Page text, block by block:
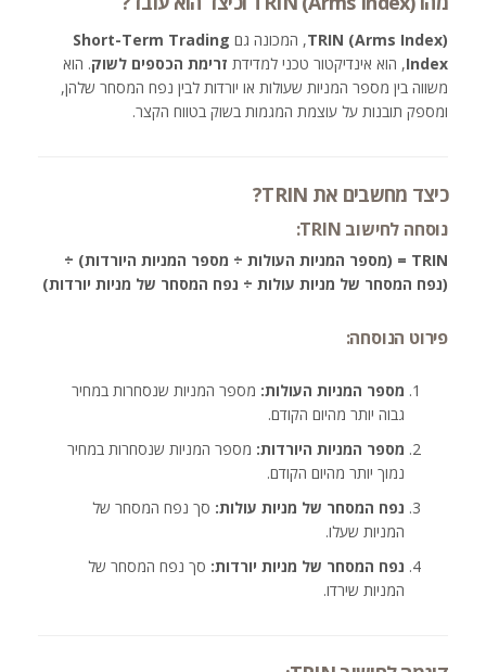
TRIN (Arms Index), המכונה גם Short-Term Trading
Index, הוא אינדיקטור טכני למדידת זרימת הכספים לשוק. הוא
משווה בין מספר המניות שעולות או יורדות לבין נפח המסחר שלהן,
ומספק תובנות על עוצמת המגמות בשוק בטווח הקצר.
כיצד מחשבים את TRIN?
נוסחה לחישוב TRIN:
TRIN = (מספר המניות העולות ÷ מספר המניות היורדות) ÷
(נפח המסחר של מניות עולות ÷ נפח המסחר של מניות יורדות)
פירוט הנוסחה:
מספר המניות העולות: מספר המניות שנסחרות במחיר
גבוה יותר מהיום הקודם.
מספר המניות היורדות: מספר המניות שנסחרות במחיר
נמוך יותר מהיום הקודם.
נפח המסחר של מניות עולות: סך נפח המסחר של
המניות שעלו.
נפח המסחר של מניות יורדות: סך נפח המסחר של
המניות שירדו.